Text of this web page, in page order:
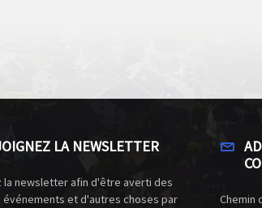
LA NEWSLETTER
la newsletter afin d'être averti des
événements et d'autres choses par
Chemin